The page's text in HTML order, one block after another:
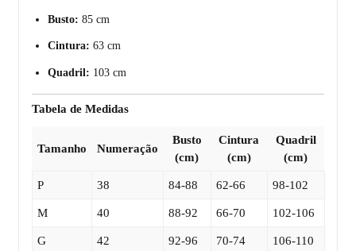
Busto: 85 cm
Cintura: 63 cm
Quadril: 103 cm
Tabela de Medidas
Tamanho Numeração
Busto
(cm)
Cintura
(cm)
Quadril
(cm)
P 38 84-88 62-66 98-102
M 40 88-92 66-70 102-106
G 42 92-96 70-74 106-110